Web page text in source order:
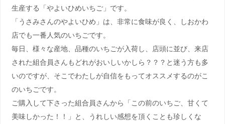
生産する「やよいひめいちご」です。
「うさみさんのやよいひめ」は、非常に食味が良く、しおかわ
店でも一番人気のいちごです。
毎日、様々な産地、品種のいちごが入荷し、店頭に並び、来店
された組合員さんもどれがおいしいかしら？？？と迷う方も多
いのですが、そこでわたしが自信をもってオススメするのがこ
のいちごです。
ご購入して下さった組合員さんから「この前のいちご、甘くて
美味しかった！！」と、うれしい感想を頂くことも珍しくな